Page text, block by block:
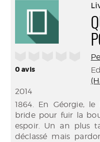
0avis
2014
1864. En Géorgie,
bride pour fuir la
espoir. Un an plus
déclassé mais